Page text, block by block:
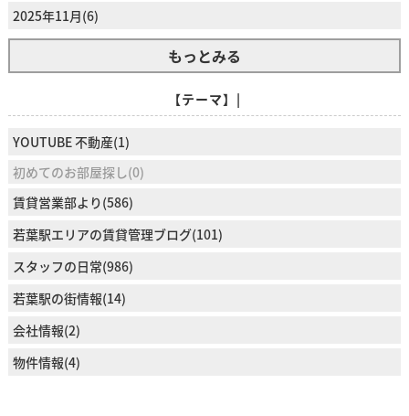
2025年11月(6)
もっとみる
【テーマ】|
YOUTUBE 不動産(1)
初めてのお部屋探し(0)
賃貸営業部より(586)
若葉駅エリアの賃貸管理ブログ(101)
スタッフの日常(986)
若葉駅の街情報(14)
会社情報(2)
物件情報(4)